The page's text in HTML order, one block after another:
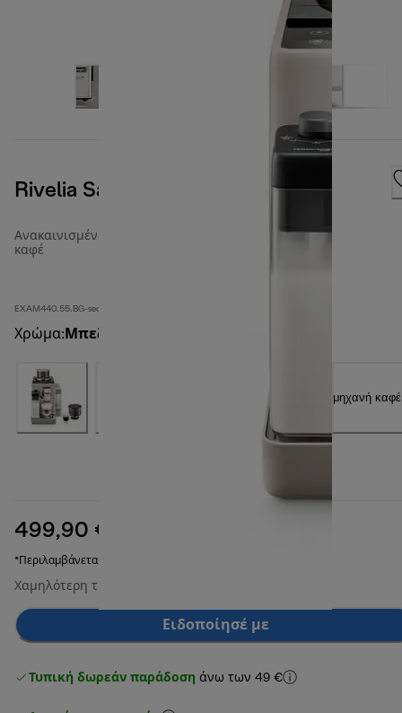
Rivelia Sand Beige
Ανακαινισμένες πλήρως αυτόματες μηχανές
καφέ
EXAM440.55.BG-second
Χρώμα: Μπεζ
499,90 €
*Περιλαμβάνεται ΦΠΑ
Χαμηλότερη τιμή τις τελευταίες 30 ημέρες
Ειδοποίησέ με
Τυπική δωρεάν παράδοση άνω των 49 €